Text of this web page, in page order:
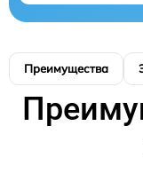
Преимущества